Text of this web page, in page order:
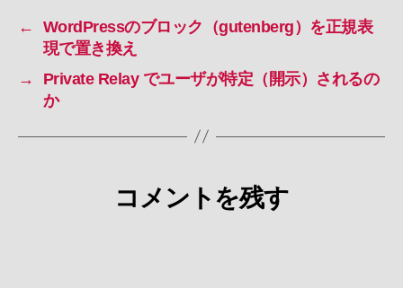
←
WordPressのブロック（gutenberg）を正規表
現で置き換え
→
Private Relay でユーザが特定（開示）されるの
か
コメントを残す